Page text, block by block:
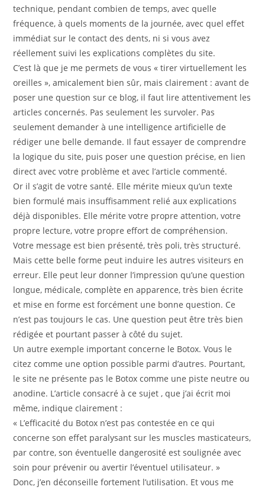
technique, pendant combien de temps, avec quelle
fréquence, à quels moments de la journée, avec quel effet
immédiat sur le contact des dents, ni si vous avez
réellement suivi les explications complètes du site.
C’est là que je me permets de vous « tirer virtuellement les
oreilles », amicalement bien sûr, mais clairement : avant de
poser une question sur ce blog, il faut lire attentivement les
articles concernés. Pas seulement les survoler. Pas
seulement demander à une intelligence artificielle de
rédiger une belle demande. Il faut essayer de comprendre
la logique du site, puis poser une question précise, en lien
direct avec votre problème et avec l’article commenté.
Or il s’agit de votre santé. Elle mérite mieux qu’un texte
bien formulé mais insuffisamment relié aux explications
déjà disponibles. Elle mérite votre propre attention, votre
propre lecture, votre propre effort de compréhension.
Votre message est bien présenté, très poli, très structuré.
Mais cette belle forme peut induire les autres visiteurs en
erreur. Elle peut leur donner l’impression qu’une question
longue, médicale, complète en apparence, très bien écrite
et mise en forme est forcément une bonne question. Ce
n’est pas toujours le cas. Une question peut être très bien
rédigée et pourtant passer à côté du sujet.
Un autre exemple important concerne le Botox. Vous le
citez comme une option possible parmi d’autres. Pourtant,
le site ne présente pas le Botox comme une piste neutre ou
anodine. L’article consacré à ce sujet , que j’ai écrit moi
même, indique clairement :
« L’efficacité du Botox n’est pas contestée en ce qui
concerne son effet paralysant sur les muscles masticateurs,
par contre, son éventuelle dangerosité est soulignée avec
soin pour prévenir ou avertir l’éventuel utilisateur. »
Donc, j’en déconseille fortement l’utilisation. Et vous me